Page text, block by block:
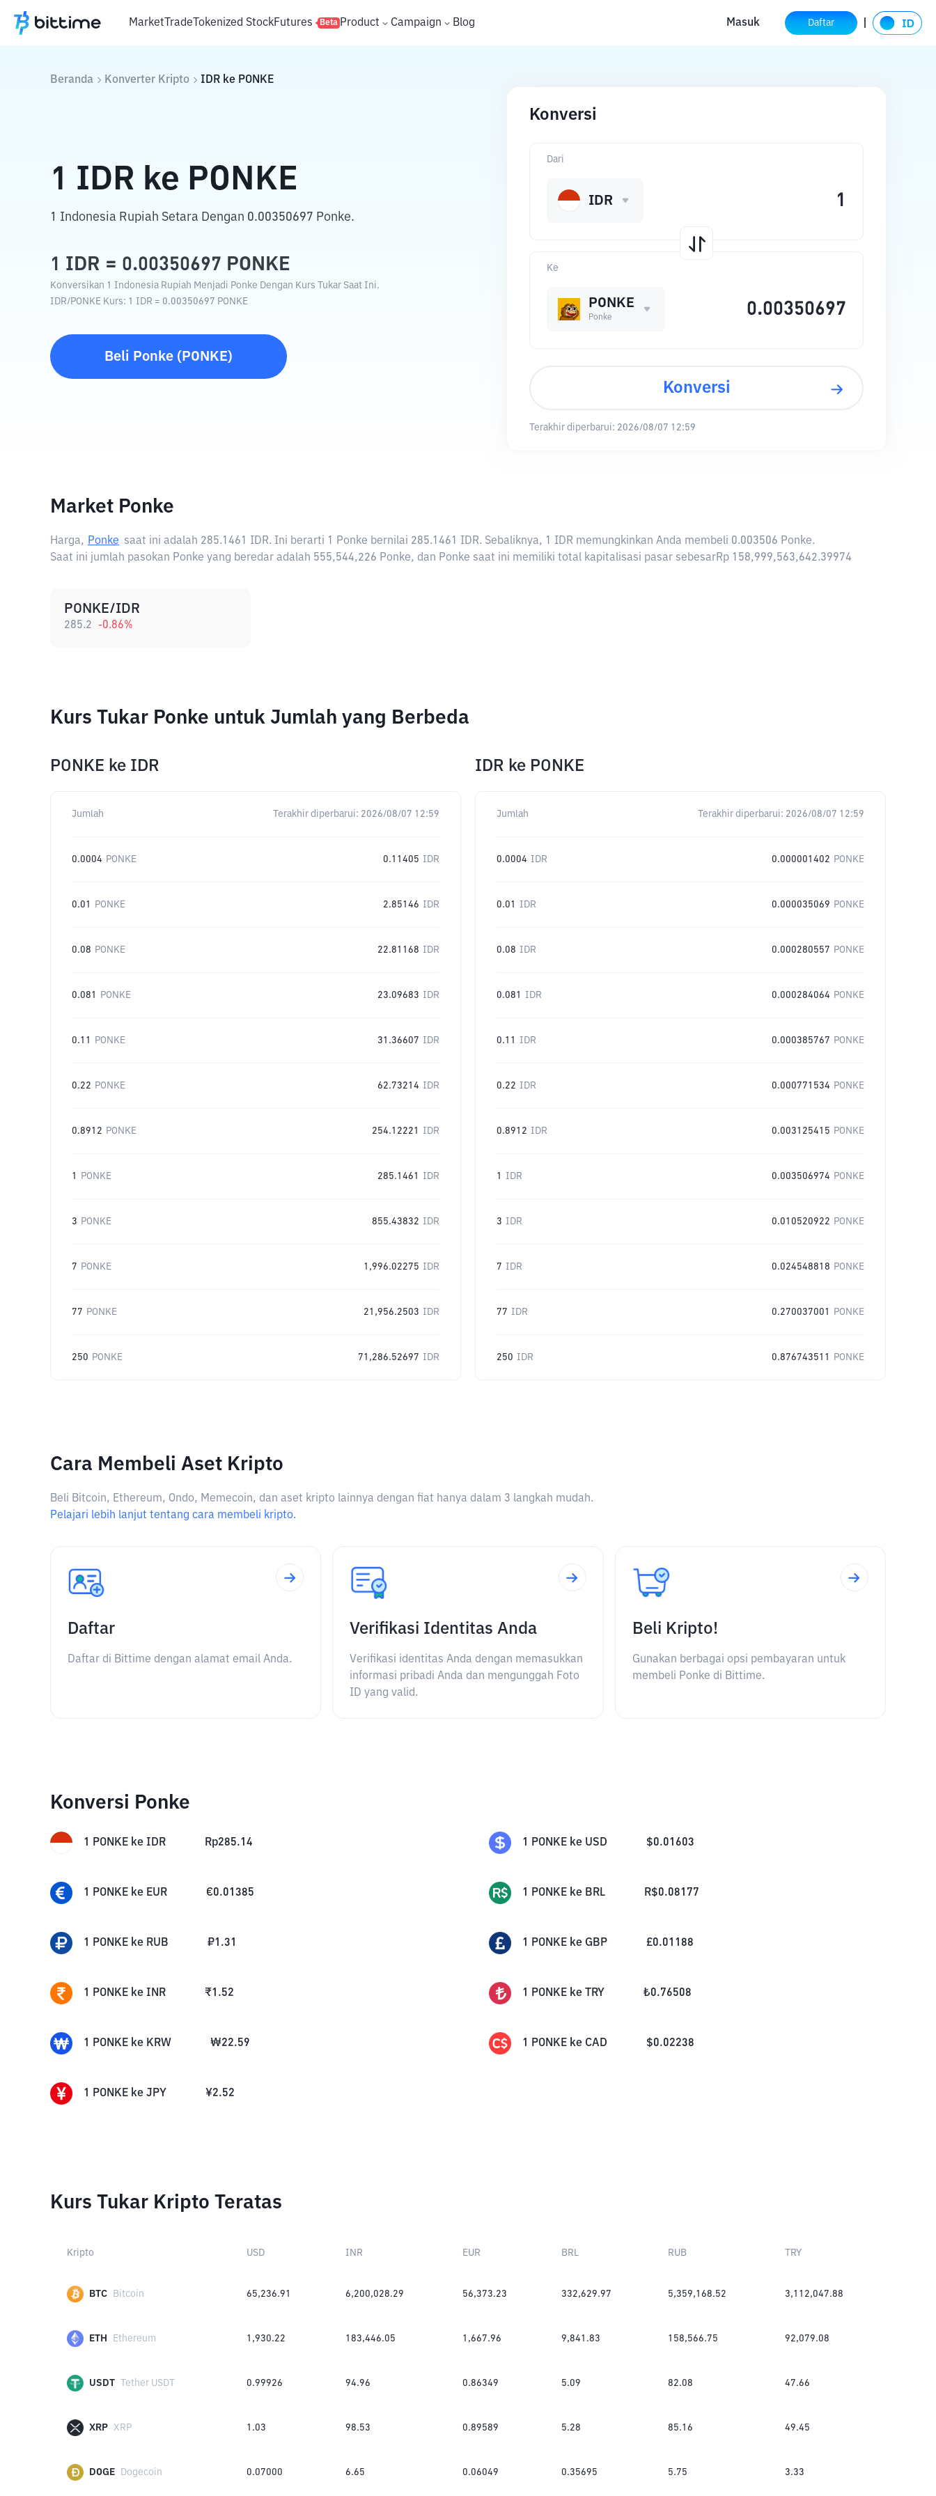
MarketTradeTokenized StockFutures Beta Product Campaign Blog Masuk Daftar
Beranda Konverter Kripto IDR ke PONKE
1 IDR ke PONKE
1 Indonesia Rupiah Setara Dengan 0.00350697 Ponke.
1 IDR = 0.00350697 PONKE
Konversikan 1 Indonesia Rupiah Menjadi Ponke Dengan Kurs Tukar Saat Ini.
IDR/PONKE Kurs: 1 IDR = 0.00350697 PONKE
Beli Ponke ( PONKE)
Konversi
Ke
PONKE
Ponke
Dari
IDR
Konversi
Terakhir diperbarui: 2026/08/07 12:59
Market Ponke
Harga, Ponke saat ini adalah 285.1461 IDR. Ini berarti 1 Ponke bernilai 285.1461 IDR. Sebaliknya, 1 IDR memungkinkan Anda membeli 0.003506 Ponke.
Saat ini jumlah pasokan Ponke yang beredar adalah 555,544,226 Ponke, dan Ponke saat ini memiliki total kapitalisasi pasar sebesarRp 158,999,563,642.39974
PONKE/IDR
285.2 -0.86%
Kurs Tukar Ponke untuk Jumlah yang Berbeda
PONKE ke IDR
Jumlah Terakhir diperbarui: 2026/08/07 12:59
0.0004 PONKE 0.11405 IDR
0.01 PONKE 2.85146 IDR
0.08 PONKE 22.81168 IDR
0.081 PONKE 23.09683 IDR
0.11 PONKE 31.36607 IDR
0.22 PONKE 62.73214 IDR
0.8912 PONKE 254.12221 IDR
1 PONKE 285.1461 IDR
3 PONKE 855.43832 IDR
7 PONKE 1,996.02275 IDR
77 PONKE 21,956.2503 IDR
250 PONKE 71,286.52697 IDR
IDR ke PONKE
Jumlah Terakhir diperbarui: 2026/08/07 12:59
0.0004 IDR 0.000001402 PONKE
0.01 IDR 0.000035069 PONKE
0.08 IDR 0.000280557 PONKE
0.081 IDR 0.000284064 PONKE
0.11 IDR 0.000385767 PONKE
0.22 IDR 0.000771534 PONKE
0.8912 IDR 0.003125415 PONKE
1 IDR 0.003506974 PONKE
3 IDR 0.010520922 PONKE
7 IDR 0.024548818 PONKE
77 IDR 0.270037001 PONKE
250 IDR 0.876743511 PONKE
Cara Membeli Aset Kripto
Beli Bitcoin, Ethereum, Ondo, Memecoin, dan aset kripto lainnya dengan fiat hanya dalam 3 langkah mudah.
Pelajari lebih lanjut tentang cara membeli kripto.
Daftar
Daftar di Bittime dengan alamat email Anda.
Verifikasi Identitas Anda
Verifikasi identitas Anda dengan memasukkan
informasi pribadi Anda dan mengunggah Foto
ID yang valid.
Beli Kripto!
Gunakan berbagai opsi pembayaran untuk
membeli Ponke di Bittime.
Konversi Ponke
1 PONKE ke IDR Rp285.14 1 PONKE ke USD $0.01603
1 PONKE ke EUR €0.01385 1 PONKE ke BRL R$0.08177
1 PONKE ke RUB ₽1.31 1 PONKE ke GBP £0.01188
1 PONKE ke INR ₹1.52 1 PONKE ke TRY ₺0.76508
1 PONKE ke KRW ₩22.59 1 PONKE ke CAD $0.02238
1 PONKE ke JPY ¥2.52
Kurs Tukar Kripto Teratas
Kripto USD INR EUR BRL RUB TRY
BTC Bitcoin 65,236.91 6,200,028.29 56,373.23 332,629.97 5,359,168.52 3,112,047.88
ETH Ethereum 1,930.22 183,446.05 1,667.96 9,841.83 158,566.75 92,079.08
USDT Tether USDT 0.99926 94.96 0.86349 5.09 82.08 47.66
XRP XRP 1.03 98.53 0.89589 5.28 85.16 49.45
DOGE Dogecoin 0.07000 6.65 0.06049 0.35695 5.75 3.33